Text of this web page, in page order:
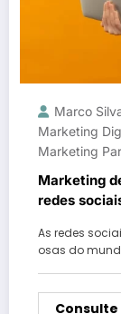
Marco
Marketing
Marketing
Marketing
redes
As redes
osas do